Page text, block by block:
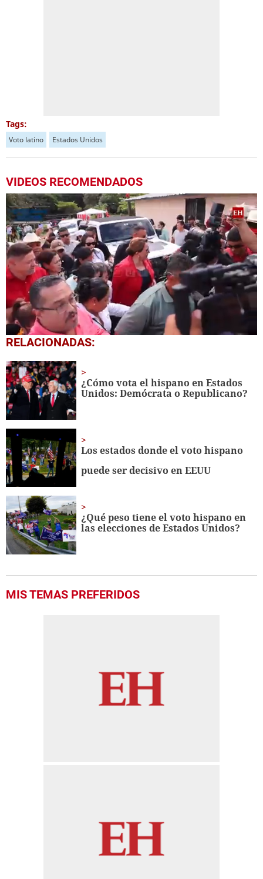
Tags:
Voto latino Estados Unidos
VIDEOS RECOMENDADOS
0
seconds
4
minutes,
8
seconds
RELACIONADAS:
¿Cómo vota el hispano en Estados
Unidos: Demócrata o Republicano?
Los estados donde el voto hispano
puede ser decisivo en EEUU
¿Qué peso tiene el voto hispano en
las elecciones de Estados Unidos?
MIS TEMAS PREFERIDOS